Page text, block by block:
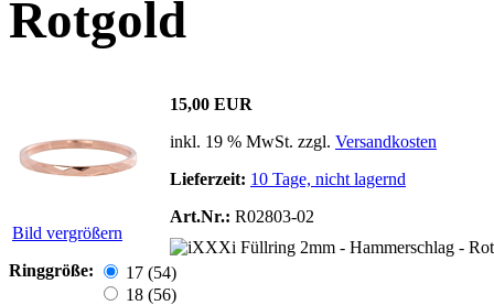
Rotgold
Bild vergrößern
15,00 EUR
inkl. 19 % MwSt. zzgl. Versandkosten
Lieferzeit: 10 Tage, nicht lagernd
Art.Nr.: R02803-02
Ringgröße:
17 (54)
18 (56)